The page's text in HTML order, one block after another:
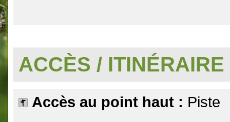
ACCÈS / ITINÉRAIRE
Accès au point haut : Piste